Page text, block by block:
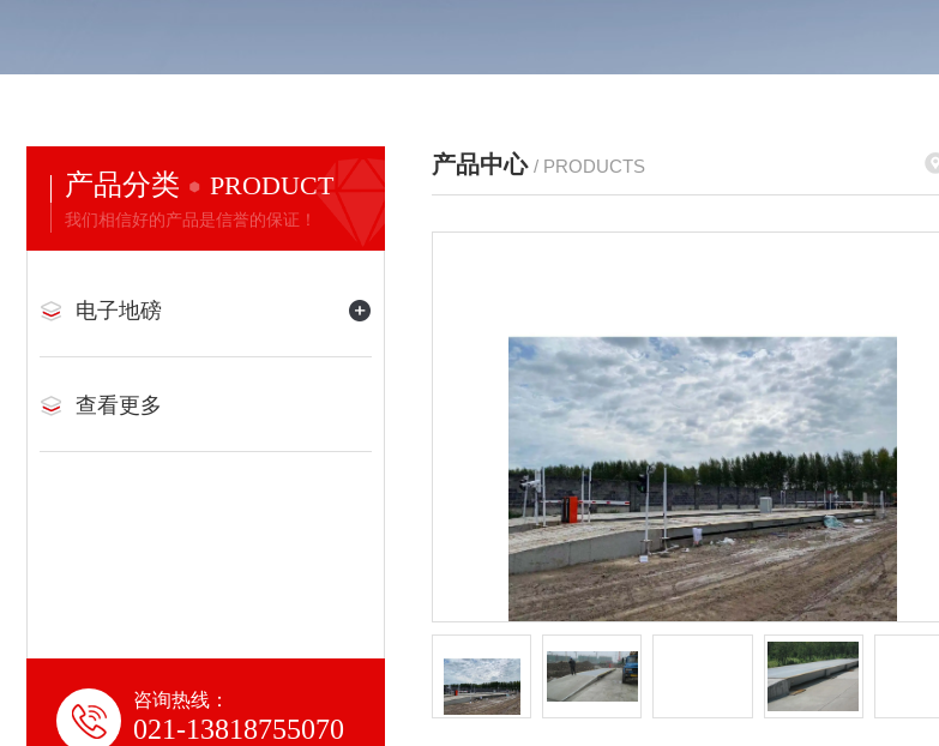
产品分类 PRODUCT
我们相信好的产品是信誉的保证！
电子地磅
查看更多
咨询热线：
021-13818755070
产品中心 / PRODUCTS